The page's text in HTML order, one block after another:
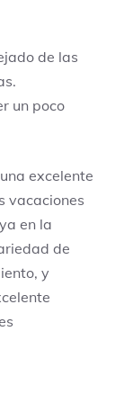
de las
un poco
excelente
vacaciones
en la
de
y